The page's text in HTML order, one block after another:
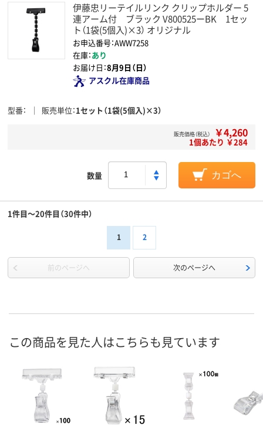
伊藤忠リーテイルリンク クリップホルダー 5
連アーム付 ブラック V800525ーBK 1セッ
ト（1袋(5個入)×3） オリジナル
お申込番号：AWW7258
在庫：あり
お届け日：8月9日（日）
アスクル在庫商品
型番 販売単位 1セット（1袋(5個入)×3）
販売価格（税込） ￥4,260
1個あたり ￥284
数量 カゴへ
1件目～20件目（30件中）
1 2
前のページへ 次のページへ
この商品を見た人はこちらも見ています